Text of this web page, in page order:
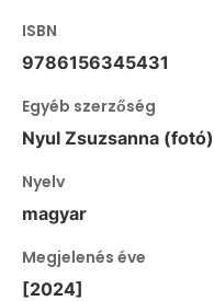
ISBN
9786156345431
Egyéb szerzőség
Nyul Zsuzsanna (fotó)
Nyelv
magyar
Megjelenés éve
[2024]